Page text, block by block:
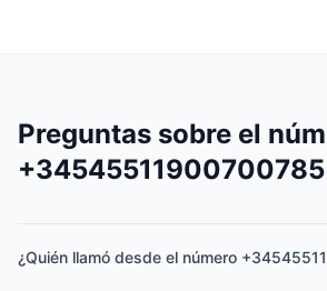
Preguntas sobre el
+34545511900700785
¿Quién llamó desde el número